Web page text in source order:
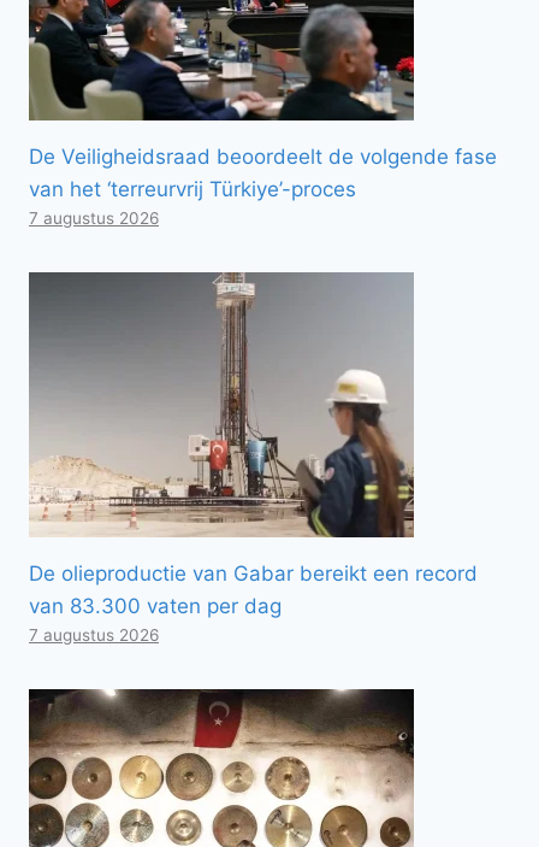
De Veiligheidsraad beoordeelt de volgende fase
van het ‘terreurvrij Türkiye’-proces
7 augustus 2026
De olieproductie van Gabar bereikt een record
van 83.300 vaten per dag
7 augustus 2026